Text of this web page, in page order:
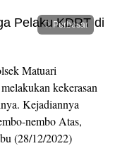
Perbesar
Matuari
kekerasan
Kejadiannya
nembo Atas,
(28/12/2022)